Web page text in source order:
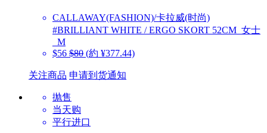
CALLAWAY(FASHION)/卡拉威(时尚)
#BRILLIANT WHITE / ERGO SKORT 52CM_女士
_M
$56 $80 (約 ¥377.44)
关注商品 申请到货通知
抛售
当天购
平行进口